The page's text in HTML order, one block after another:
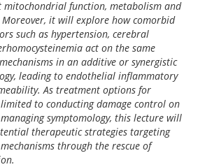
mitochondrial function, metabolism and
it will explore how comorbid
such as hypertension, cerebral
act on the same
in an additive or synergistic
leading to endothelial inflammatory
As treatment options for
to conducting damage control on
symptomology, this lecture will
therapeutic strategies targeting
through the rescue of